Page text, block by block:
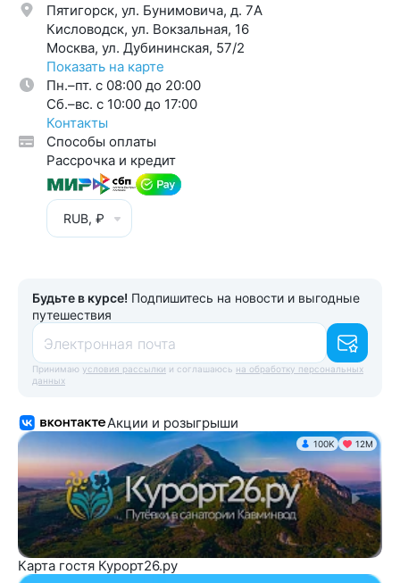
Пятигорск, ул. Бунимовича, д. 7A
Кисловодск, ул. Вокзальная, 16
Москва, ул. Дубининская, 57/2
Показать на карте
Пн.–пт. с 08:00 до 20:00
Cб.–вс. с 10:00 до 17:00
Контакты
Способы оплаты
Рассрочка и кредит
RUB, ₽
Будьте в курсе! Подпишитесь на новости и выгодные
путешествия
Электронная почта
Принимаю условия рассылки и соглашаюсь на обработку персональных
данных
Акции и розыгрыши
100K 12М
Карта гостя Курорт26.ру